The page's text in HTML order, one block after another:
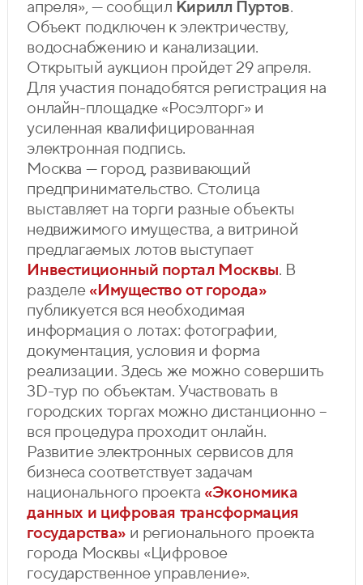
апреля», — сообщил Кирилл Пуртов.
Объект подключен к электричеству,
водоснабжению и канализации.
Открытый аукцион пройдет 29 апреля.
Для участия понадобятся регистрация на
онлайн-площадке «Росэлторг» и
усиленная квалифицированная
электронная подпись.
Москва — город, развивающий
предпринимательство. Столица
выставляет на торги разные объекты
недвижимого имущества, а витриной
предлагаемых лотов выступает
Инвестиционный портал Москвы. В
разделе «Имущество от города»
публикуется вся необходимая
информация о лотах: фотографии,
документация, условия и форма
реализации. Здесь же можно совершить
3D-тур по объектам. Участвовать в
городских торгах можно дистанционно –
вся процедура проходит онлайн.
Развитие электронных сервисов для
бизнеса соответствует задачам
национального проекта «Экономика
данных и цифровая трансформация
государства»и регионального проекта
города Москвы «Цифровое
государственное управление».